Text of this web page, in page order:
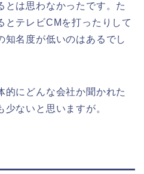
とは思わなかったです。た
とテレビCMを打ったりして
知名度が低いのはあるでし
的にどんな会社か聞かれた
ないと思いますが。